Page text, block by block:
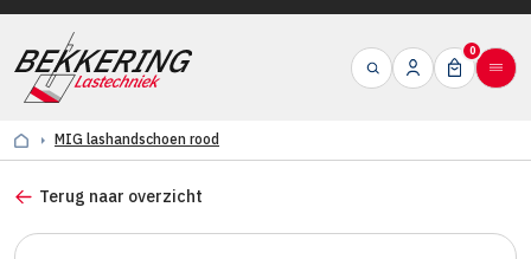
0
MIG lashandschoen rood
Terug naar overzicht